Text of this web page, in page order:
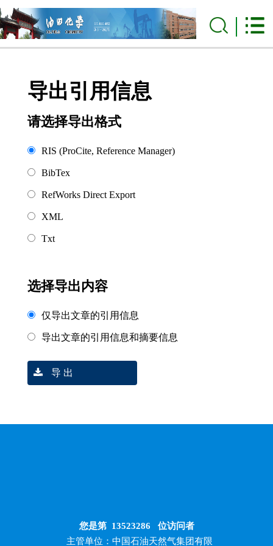
导出引用信息
请选择导出格式
RIS (ProCite, Reference Manager)
BibTex
RefWorks Direct Export
XML
Txt
选择导出内容
仅导出文章的引用信息
导出文章的引用信息和摘要信息
导 出
您是第 13523286 位访问者
主管单位：中国石油天然气集团有限